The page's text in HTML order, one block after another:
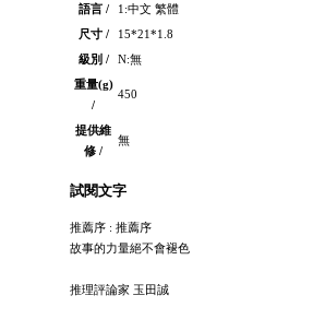
語言 /
1:中文 繁體
尺寸 /
15*21*1.8
級別 /
N:無
重量(g)
/
450
提供維
修 /
無
試閱文字
推薦序 : 推薦序
故事的力量絕不會褪色
推理評論家 玉田誠